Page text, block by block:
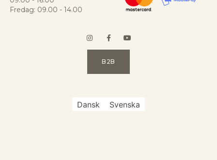
Fredag: 09.00 - 14.00
B2B
Dansk Svenska